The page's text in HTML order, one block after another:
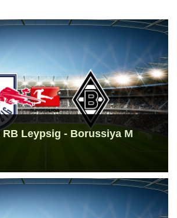
Leypsig - Borussiya M